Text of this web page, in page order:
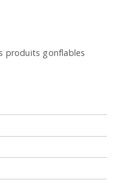
produits gonflables